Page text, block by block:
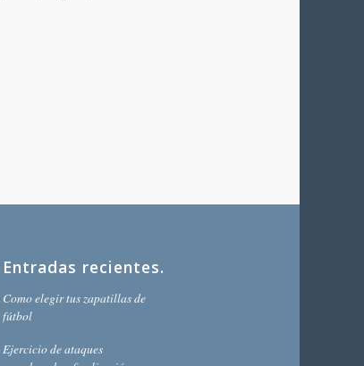
Entradas recientes.
Como elegir tus zapatillas de
fútbol
Ejercicio de ataques